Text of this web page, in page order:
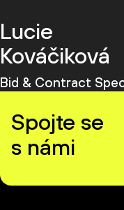
Lucie
Kováčiková
Bid & Contract
Spojte se
s námi